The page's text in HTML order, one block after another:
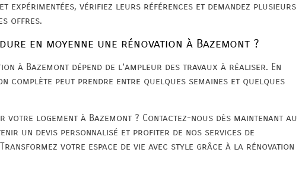
expérimentées, vérifiez leurs références et demandez plusieurs
offres.
en moyenne une rénovation à Bazemont ?
à Bazemont dépend de l’ampleur des travaux à réaliser. En
complète peut prendre entre quelques semaines et quelques
votre logement à Bazemont ? Contactez-nous dès maintenant au
un devis personnalisé et profiter de nos services de
votre espace de vie avec style grâce à la rénovation